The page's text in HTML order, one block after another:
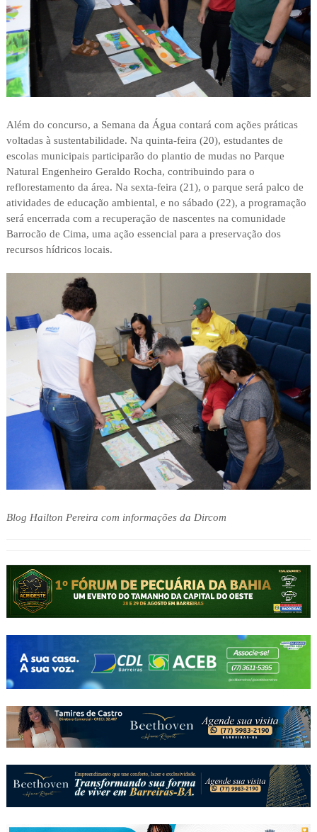
Além do concurso, a Semana da Água contará com ações práticas
voltadas à sustentabilidade. Na quinta-feira (20), estudantes de
escolas municipais participarão do plantio de mudas no Parque
Natural Engenheiro Geraldo Rocha, contribuindo para o
reflorestamento da área. Na sexta-feira (21), o parque será palco de
atividades de educação ambiental, e no sábado (22), a programação
será encerrada com a recuperação de nascentes na comunidade
Barrocão de Cima, uma ação essencial para a preservação dos
recursos hídricos locais.
Blog Hailton Pereira com informações da Dircom